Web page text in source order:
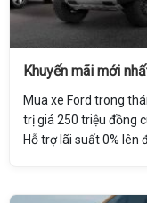
Khuyến mãi mới
Mua xe Ford trong
trị giá 250 triệu đồng
Hỗ trợ lãi suất 0% lên